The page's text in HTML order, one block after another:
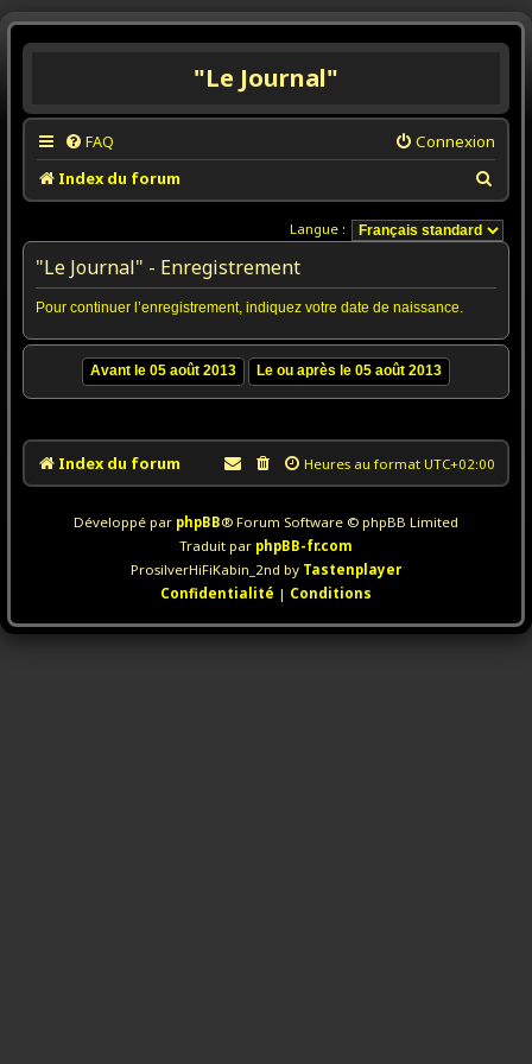
"Le Journal"
FAQ
Connexion
Index du forum
e
c
e
r
Langue :
"Le Journal" - Enregistrement
Pour continuer l’enregistrement, indiquez votre date de naissance.
Index du forum Heures au format UTC+02:00
Développé par phpBB® Forum Software © phpBB Limited
Traduit par phpBB-fr.com
ProsilverHiFiKabin_2nd by Tastenplayer
Confidentialité | Conditions